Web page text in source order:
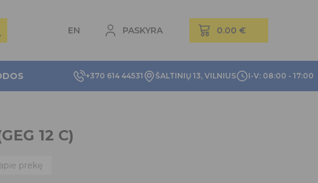
EN PASKYRA
+370 614 44531 ŠALTINIŲ 13, VILNIUS I-V: 08:00 - 17:00
12 C)
prekę